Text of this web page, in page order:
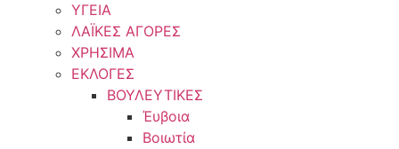
ΥΓΕΙΑ
ΛΑΪΚΕΣ ΑΓΟΡΕΣ
ΧΡΗΣΙΜΑ
ΕΚΛΟΓΕΣ
ΒΟΥΛΕΥΤΙΚΕΣ
Έυβοια
Βοιωτία